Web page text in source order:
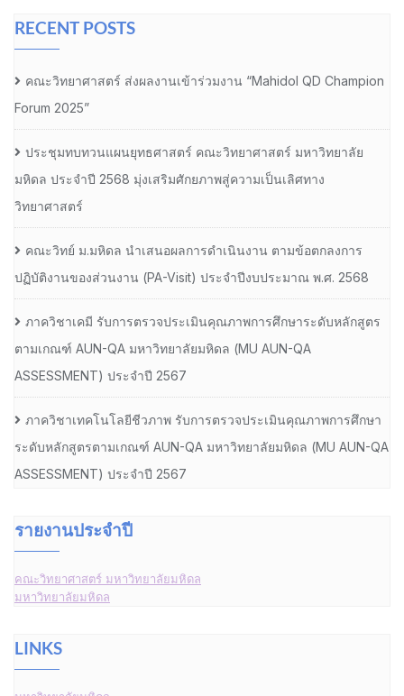
RECENT POSTS
คณะวิทยาศาสตร์ ส่งผลงานเข้าร่วมงาน “Mahidol QD Champion
Forum 2025”
ประชุมทบทวนแผนยุทธศาสตร์ คณะวิทยาศาสตร์ มหาวิทยาลัย
มหิดล ประจำปี 2568 มุ่งเสริมศักยภาพสู่ความเป็นเลิศทาง
วิทยาศาสตร์
คณะวิทย์ ม.มหิดล นำเสนอผลการดำเนินงาน ตามข้อตกลงการ
ปฏิบัติงานของส่วนงาน (PA-Visit) ประจำปีงบประมาณ พ.ศ. 2568
ภาควิชาเคมี รับการตรวจประเมินคุณภาพการศึกษาระดับหลักสูตร
ตามเกณฑ์ AUN-QA มหาวิทยาลัยมหิดล (MU AUN-QA
ASSESSMENT) ประจำปี 2567
ภาควิชาเทคโนโลยีชีวภาพ รับการตรวจประเมินคุณภาพการศึกษา
ระดับหลักสูตรตามเกณฑ์ AUN-QA มหาวิทยาลัยมหิดล (MU AUN-QA
ASSESSMENT) ประจำปี 2567
รายงานประจำปี
คณะวิทยาศาสตร์ มหาวิทยาลัยมหิดล
มหาวิทยาลัยมหิดล
LINKS